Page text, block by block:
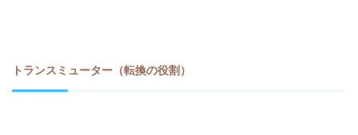
トランスミューター（転換の役割）